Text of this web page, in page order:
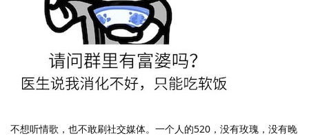
不想听情歌，也不敢刷社交媒体。一个人的520，没有玫瑰，没有晚